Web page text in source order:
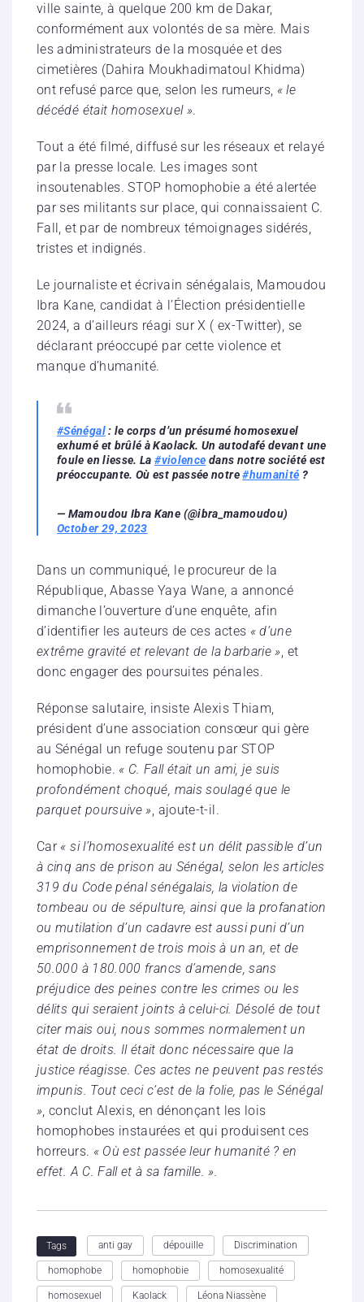
ville sainte, à quelque 200 km de Dakar,
conformément aux volontés de sa mère. Mais
les administrateurs de la mosquée et des
cimetières (Dahira Moukhadimatoul Khidma)
ont refusé parce que, selon les rumeurs, « le
décédé était homosexuel ».
Tout a été filmé, diffusé sur les réseaux et relayé
par la presse locale. Les images sont
insoutenables. STOP homophobie a été alertée
par ses militants sur place, qui connaissaient C.
Fall, et par de nombreux témoignages sidérés,
tristes et indignés.
Le journaliste et écrivain sénégalais, Mamoudou
Ibra Kane, candidat à l’Élection présidentielle
2024, a d’ailleurs réagi sur X ( ex-Twitter), se
déclarant préoccupé par cette violence et
manque d’humanité.
#Sénégal: le corps d’un présumé homosexuel
exhumé et brûlé à Kaolack. Un autodafé devant une
foule en liesse. La#violence dans notre société est
préoccupante. Où est passée notre#humanité ?
— Mamoudou Ibra Kane (@ibra_mamoudou)
October 29, 2023
Dans un communiqué, le procureur de la
République, Abasse Yaya Wane, a annoncé
dimanche l’ouverture d’une enquête, afin
d’identifier les auteurs de ces actes « d’une
extrême gravité et relevant de la barbarie », et
donc engager des poursuites pénales.
Réponse salutaire, insiste Alexis Thiam,
président d’une association consœur qui gère
au Sénégal un refuge soutenu par STOP
homophobie. « C. Fall était un ami, je suis
profondément choqué, mais soulagé que le
parquet poursuive », ajoute-t-il.
Car « si l’homosexualité est un délit passible d’un
à cinq ans de prison au Sénégal, selon les articles
319 du Code pénal sénégalais, la violation de
tombeau ou de sépulture, ainsi que la profanation
ou mutilation d’un cadavre est aussi puni d’un
emprisonnement de trois mois à un an, et de
50.000 à 180.000 francs d’amende, sans
préjudice des peines contre les crimes ou les
délits qui seraient joints à celui-ci. Désolé de tout
citer mais oui, nous sommes normalement un
état de droits. Il était donc nécessaire que la
justice réagisse. Ces actes ne peuvent pas restés
impunis. Tout ceci c’est de la folie, pas le Sénégal
», conclut Alexis, en dénonçant les lois
homophobes instaurées et qui produisent ces
horreurs. « Où est passée leur humanité ? en
effet. A C. Fall et à sa famille. ».
Tags anti gay dépouille Discrimination
homophobe homophobie homosexualité
homosexuel Kaolack Léona Niassène